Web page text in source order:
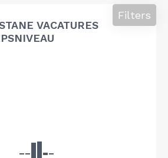
VACATURES
Filters